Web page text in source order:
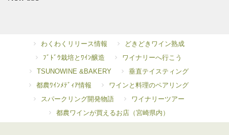
わくわくリリース情報
どきどきワイン熟成
ﾌﾞﾄﾞｳ栽培とﾜｲﾝ醸造
ワイナリーへ行こう
TSUNOWINE &BAKERY
垂直テイスティング
都農ﾜｲﾝﾒﾃﾞｨｱ情報
ワインと料理のペアリング
スパークリング開発物語
ワイナリーツアー
都農ワインが買えるお店（宮崎県内）